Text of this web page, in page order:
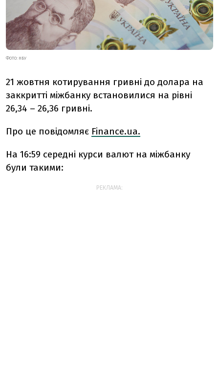
ФОТО: НБУ
21 жовтня котирування гривні до долара на
заккритті міжбанку встановилися на рівні
26,34 – 26,36 гривні.
Про це повідомляє Finance.ua.
На 16:59 середні курси валют на міжбанку
були такими:
РЕКЛАМА: